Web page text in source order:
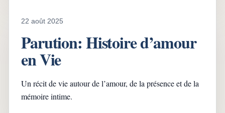
22 août 2025
Parution: Histoire d’amour
en Vie
Un récit de vie autour de l’amour, de la présence et de la
mémoire intime.